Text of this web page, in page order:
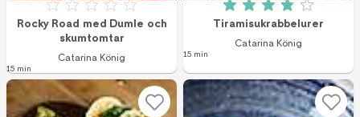
Betyg: 0 av 5
Rocky Road med Dumle och
skumtomtar
Catarina König
15 min
Betyg: 3.9 av 5
Tiramisukrabbelurer
Catarina König
15 min